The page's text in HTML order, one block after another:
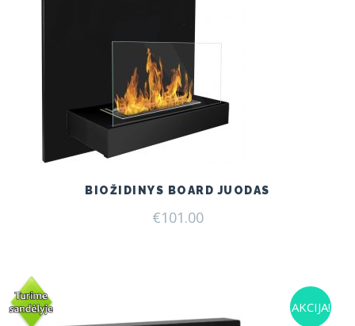
BIOŽIDINYS BOARD JUODAS
€101.00
AKCIJA!